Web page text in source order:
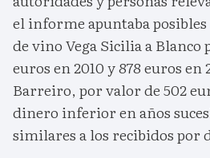
el informe apuntaba
de vino Vega Sicilia a Blanco
euros en 2010 y 878 euros en
Barreiro, por valor de 502
dinero inferior en años
similares a los recibidos por